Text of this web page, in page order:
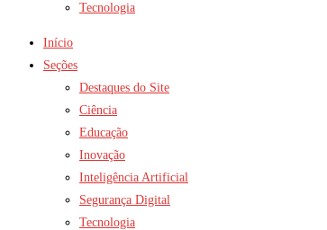
Tecnologia
Início
Seções
Destaques do Site
Ciência
Educação
Inovação
Inteligência Artificial
Segurança Digital
Tecnologia